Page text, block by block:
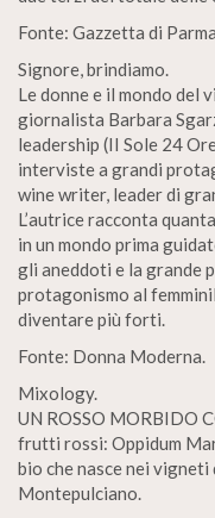
Fonte: Gazzetta di
Signore, brindiamo.
Le donne e il mondo del
giornalista Barbara
leadership (II Sole 24
interviste a grandi
wine writer, leader di
L’autrice racconta
in un mondo prima
gli aneddoti e la grande
protagonismo al
diventare più forti.
Fonte: Donna Moderna.
Mixology.
UN ROSSO MORBIDO
frutti rossi: Oppidum
bio che nasce nei
Montepulciano.